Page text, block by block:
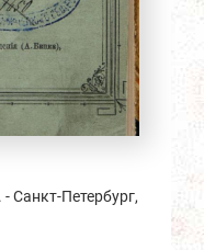
Санкт-Петербург,